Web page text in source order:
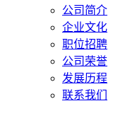
公司简介
企业文化
职位招聘
公司荣誉
发展历程
联系我们